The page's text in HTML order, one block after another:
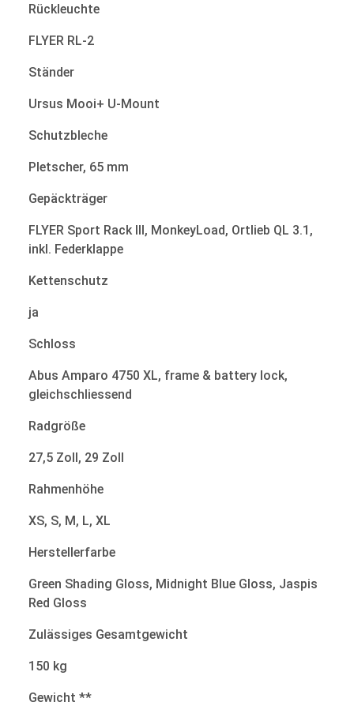
Rückleuchte
FLYER RL-2
Ständer
Ursus Mooi+ U-Mount
Schutzbleche
Pletscher, 65 mm
Gepäckträger
FLYER Sport Rack III, MonkeyLoad, Ortlieb QL 3.1,
inkl. Federklappe
Kettenschutz
ja
Schloss
Abus Amparo 4750 XL, frame & battery lock,
gleichschliessend
Radgröße
27,5 Zoll, 29 Zoll
Rahmenhöhe
XS, S, M, L, XL
Herstellerfarbe
Green Shading Gloss, Midnight Blue Gloss, Jaspis
Red Gloss
Zulässiges Gesamtgewicht
150 kg
Gewicht **